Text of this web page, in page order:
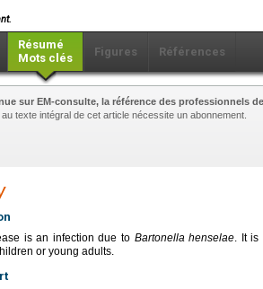
Résumé
Mots clés
Figures Références
sur EM-consulte, la référence des professionnels
au texte intégral de cet article nécessite un abonnement.
is an infection due to Bartonella henselae. It is
or young adults.